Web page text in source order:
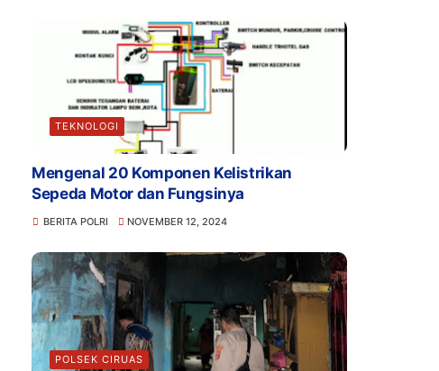
TEKNOLOGI
Mengenal 20 Komponen Kelistrikan
Sepeda Motor dan Fungsinya
BERITA POLRI NOVEMBER 12, 2024
POLSEK CIRUAS